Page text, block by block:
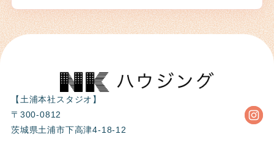
【土浦本社スタジオ】
〒300-0812
茨城県土浦市下高津4-18-12